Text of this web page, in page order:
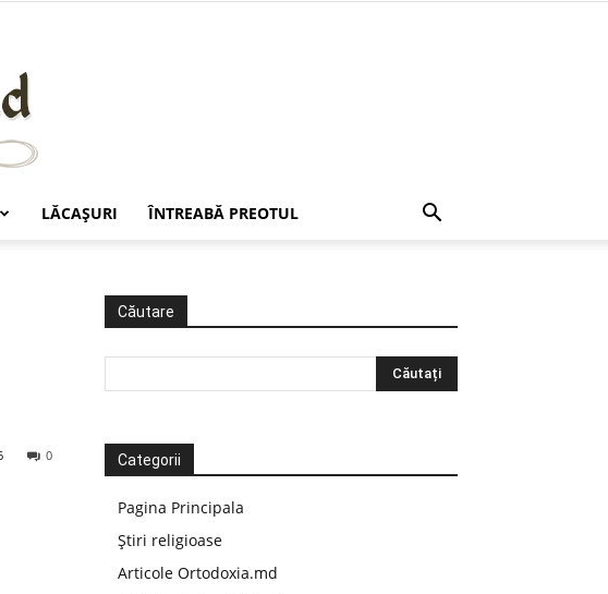
LĂCAŞURI ÎNTREABĂ PREOTUL
0
Căutare
Categorii
Pagina Principala
Știri religioase
Articole Ortodoxia.md